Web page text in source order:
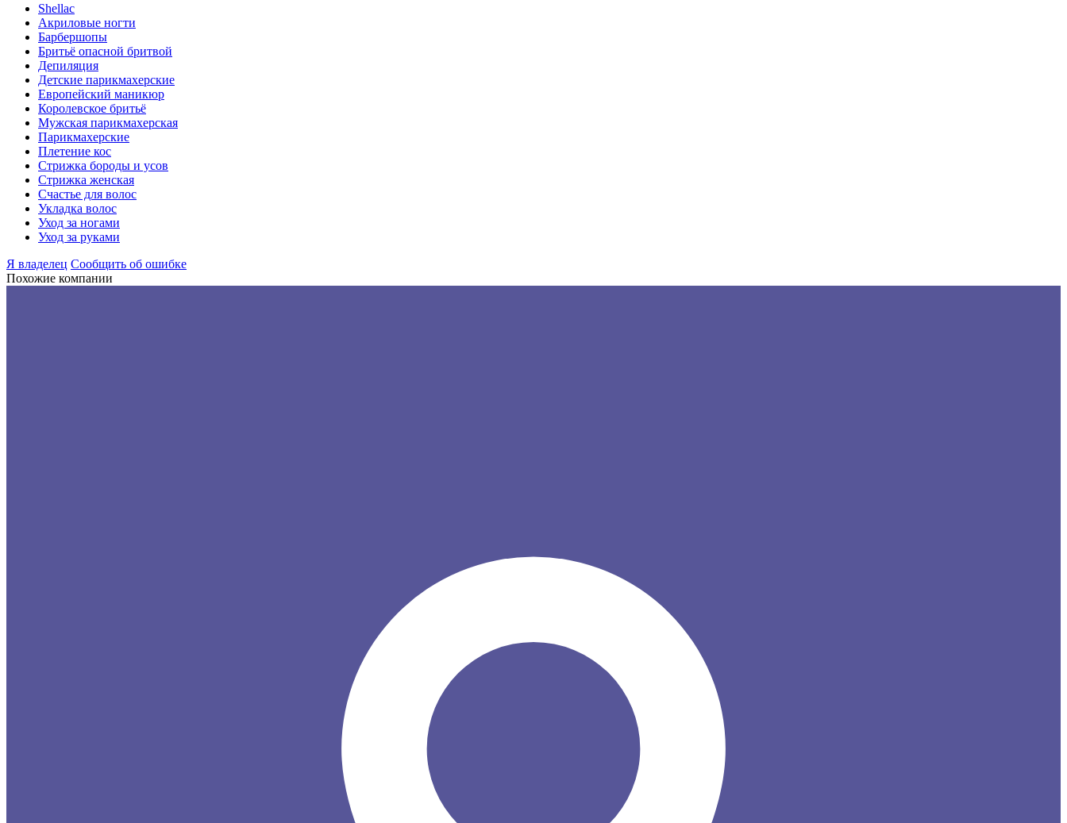
Shellac
Акриловые ногти
Барбершопы
Бритьё опасной бритвой
Депиляция
Детские парикмахерские
Европейский маникюр
Королевское бритьё
Мужская парикмахерская
Парикмахерские
Плетение кос
Стрижка бороды и усов
Стрижка женская
Счастье для волос
Укладка волос
Уход за ногами
Уход за руками
Я владелец Сообщить об ошибке
Похожие компании